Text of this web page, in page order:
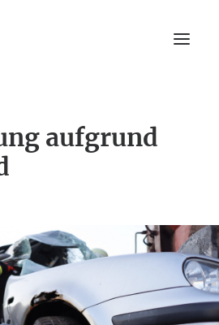
EINSATZ
Suche
aufgrund